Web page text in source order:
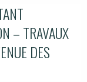
– TRAVAUX
DES